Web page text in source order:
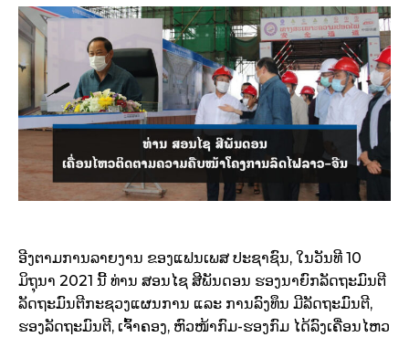
ອີງຕາມການລາຍງານ ຂອງແຟນເພສ ປະຊາຊົນ, ໃນວັນທີ 10
ມິຖຸນາ 2021 ນີ້ ທ່ານ ສອນໄຊ ສີພັນດອນ ຮອງນາຍົກລັດຖະມົນຕີ
ລັດຖະມົນຕີກະຊວງແຜນການ ແລະ ການລົງທຶນ ມີລັດຖະມົນຕີ,
ຮອງລັດຖະມົນຕີ, ເຈົ້າຄອງ, ຫົວໜ້າກົມ-ຮອງກົມ ໄດ້ລົງເຄື່ອນໄຫວ